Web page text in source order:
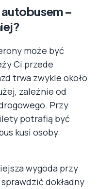
–
może być
Ci przede
trwa zwykle około
zależnie od
Przy
potrafią być
kusi osoby
wygoda przy
dokładny